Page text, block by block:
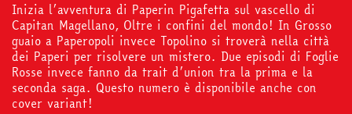
Inizia l’avventura di Paperin Pigafetta sul vascello di
Capitan Magellano, Oltre i confini del mondo! In Grosso
guaio a Paperopoli invece Topolino si troverà nella città
dei Paperi per risolvere un mistero. Due episodi di Foglie
Rosse invece fanno da trait d’union tra la prima e la
seconda saga. Questo numero è disponibile anche con
cover variant!